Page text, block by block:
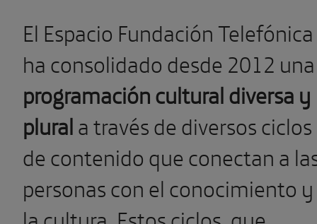
El Espacio Fundación Telefónica
ha consolidado desde 2012 una
programación cultural diversa y
plurala través de diversos ciclos
de contenido que conectan a
personas con el conocimiento y